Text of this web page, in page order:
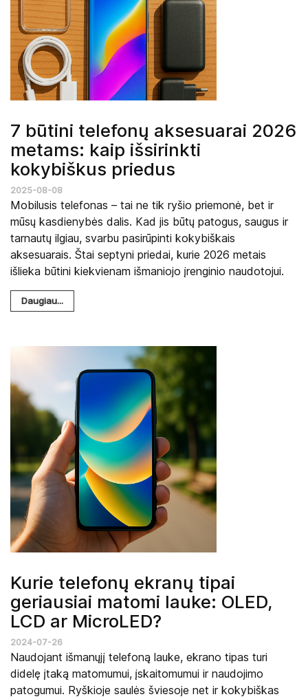
7 būtini telefonų aksesuarai 2026
metams: kaip išsirinkti
kokybiškus priedus
2025-08-08
Mobilusis telefonas – tai ne tik ryšio priemonė, bet ir
mūsų kasdienybės dalis. Kad jis būtų patogus, saugus ir
tarnautų ilgiau, svarbu pasirūpinti kokybiškais
aksesuarais. Štai septyni priedai, kurie 2026 metais
išlieka būtini kiekvienam išmaniojo įrenginio naudotojui.
Daugiau...
Kurie telefonų ekranų tipai
geriausiai matomi lauke: OLED,
LCD ar MicroLED?
2024-07-26
Naudojant išmanųjį telefoną lauke, ekrano tipas turi
didelę įtaką matomumui, įskaitomumui ir naudojimo
patogumui. Ryškioje saulės šviesoje net ir kokybiškas